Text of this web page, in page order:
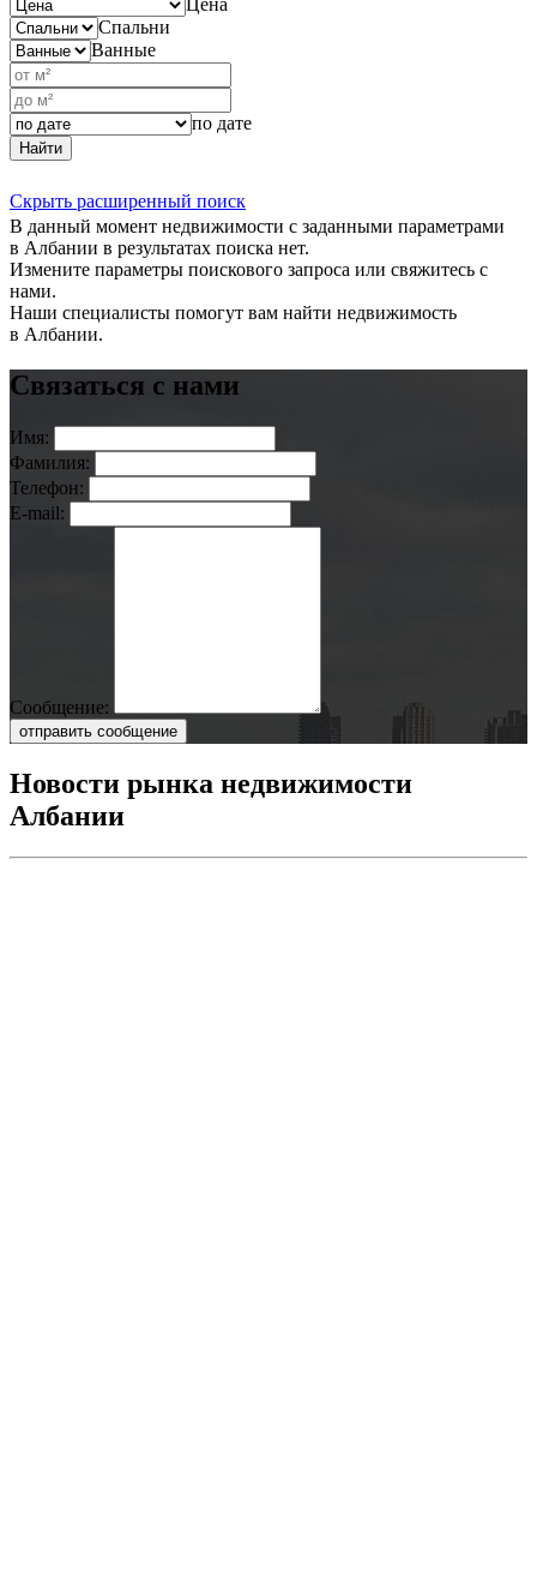
Спальни
Ванные
по дате
Найти
Скрыть расширенный поиск
В данный момент недвижимости с заданными параметрами
в Албании в результатах поиска нет.
Измените параметры поискового запроса или свяжитесь с
нами.
Наши специалисты помогут вам найти недвижимость
в Албании.
Связаться с нами
Имя:
Фамилия:
Телефон:
E-mail:
Сообщение:
отправить сообщение
Новости рынка недвижимости
Албании